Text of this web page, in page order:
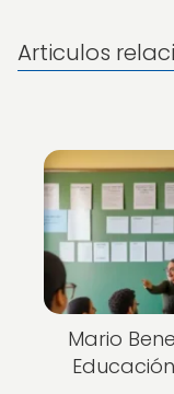
Articulos
Mario